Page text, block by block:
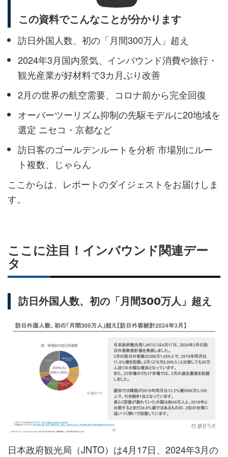
この資料でこんなことが分かります
訪日外国人数、初の「月間300万人」超え
2024年3月国内景気、インバウンド消費や旅行・
観光産業が好材料で3カ月ぶり改善
2月の世界の航空需要、コロナ前から完全回復
オーバーツーリズム抑制の先駆モデルに20地域を
選定 ニセコ・京都など
訪日客のゴールデンルートを分析 市場別にルー
ト複数、じゃらん
ここからは、レポートのダイジェストをお届けしま
す。
ここに注目！インバウンド関連デー
タ
訪日外国人数、初の「月間300万人」超え
日本政府観光局（JNTO）は4月17日、2024年3月の